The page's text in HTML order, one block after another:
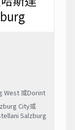
West 或Dorint
City或
Salzburg